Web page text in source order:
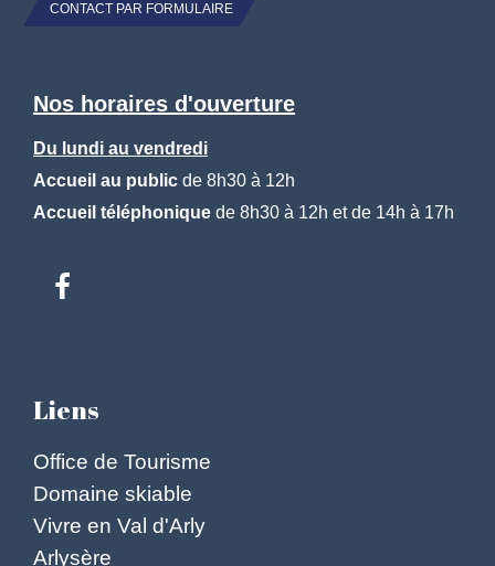
CONTACT PAR FORMULAIRE
Nos horaires d'ouverture
Du lundi au vendredi
Accueil au public de 8h30 à 12h
Accueil téléphonique de 8h30 à 12h et de 14h à 17h
Liens
Office de Tourisme
Domaine skiable
Vivre en Val d'Arly
Arlysère